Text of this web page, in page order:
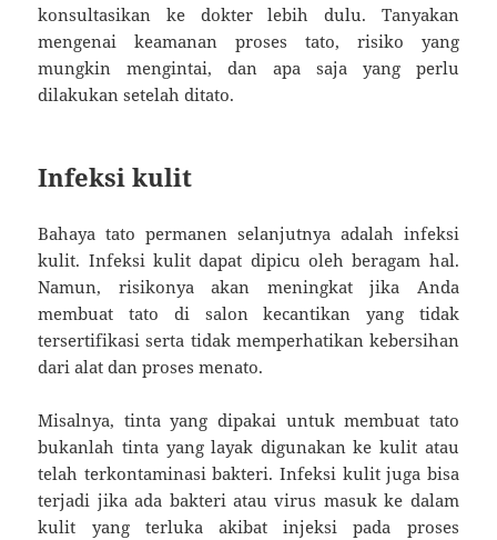
konsultasikan ke dokter lebih dulu. Tanyakan
mengenai keamanan proses tato, risiko yang
mungkin mengintai, dan apa saja yang perlu
dilakukan setelah ditato.
Infeksi kulit
Bahaya tato permanen selanjutnya adalah infeksi
kulit. Infeksi kulit dapat dipicu oleh beragam hal.
Namun, risikonya akan meningkat jika Anda
membuat tato di salon kecantikan yang tidak
tersertifikasi serta tidak memperhatikan kebersihan
dari alat dan proses menato.
Misalnya, tinta yang dipakai untuk membuat tato
bukanlah tinta yang layak digunakan ke kulit atau
telah terkontaminasi bakteri. Infeksi kulit juga bisa
terjadi jika ada bakteri atau virus masuk ke dalam
kulit yang terluka akibat injeksi pada proses